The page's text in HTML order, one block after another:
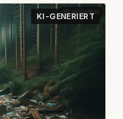
KI-GENERIERT